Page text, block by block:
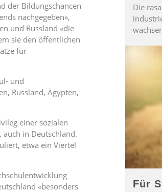
der Bildungschancen
nachgegeben»,
und Russland «die
sie den öffentlichen
für
und
Russland, Ägypten,
einer sozialen
auch in Deutschland.
etwa ein Viertel
«besonders
Die
Für